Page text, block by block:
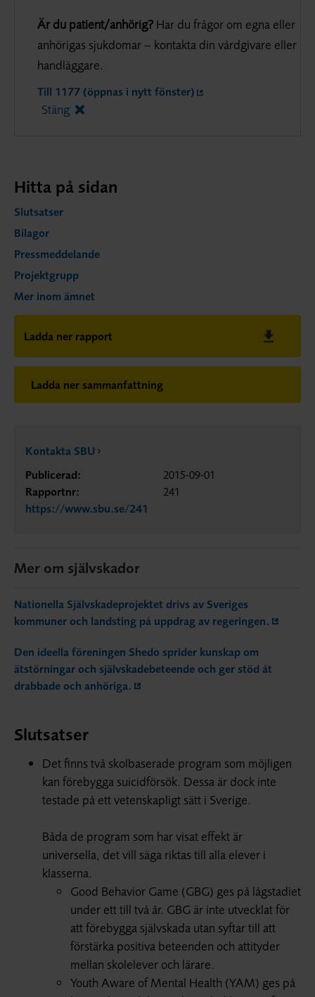
Är du patient/anhörig? Har du frågor om egna eller
anhörigas sjukdomar – kontakta din vårdgivare eller
handläggare.
Till 1177 (öppnas i nytt fönster)
Stäng
Hitta på sidan
Slutsatser
Bilagor
Pressmeddelande
Projektgrupp
Mer inom ämnet
Ladda ner rapport
Ladda ner sammanfattning
Kontakta SBU
Publicerad:
2015-09-01
Rapportnr:
241
https://www.sbu.se/241
Mer om självskador
Nationella Självskadeprojektet drivs av Sveriges
kommuner och landsting på uppdrag av regeringen.
Den ideella föreningen Shedo sprider kunskap om
ätstörningar och självskadebeteende och ger stöd åt
drabbade och anhöriga.
Slutsatser
Det finns två skolbaserade program som möjligen
kan förebygga suicidförsök. Dessa är dock inte
testade på ett vetenskapligt sätt i Sverige.
Båda de program som har visat effekt är
universella, det vill säga riktas till alla elever i
klasserna.
Good Behavior Game (GBG) ges på lågstadiet
under ett till två år. GBG är inte utvecklat för
att förebygga självskada utan syftar till att
förstärka positiva beteenden och attityder
mellan skolelever och lärare.
Youth Aware of Mental Health (YAM) ges på